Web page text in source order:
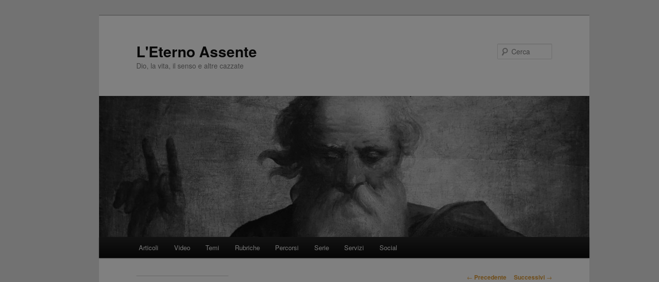
L'Eterno Assente
Dio, la vita, il senso e altre cazzate
Vai
Articoli Video Temi Rubriche Percorsi Serie Servizi Social
Navigazione
← Precedente Successivi →